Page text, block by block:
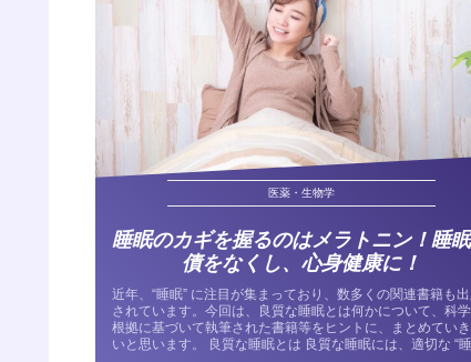
医薬・生物学
睡眠のカギを握るのはメラトニン！睡
債をなくし、心身健康に！
近年、“睡眠” に注目が集まっており、数多くの関連書籍も
されています。今回は、良質な睡眠とは何かについて、科
根拠に基づいて執筆された書籍等をヒントに、まとめてい
いと思います。 良質な睡眠とは 良質な睡眠には、適切な “